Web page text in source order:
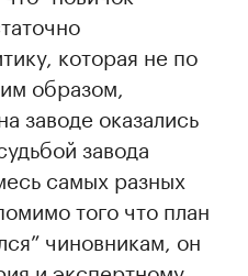
которая не по
образом,
заводе оказались
завода
самых разных
того что план
чиновникам, он